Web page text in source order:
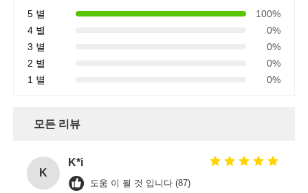
주거용 RO 멤브레인
자외선 살균 소독기
수신 전용 막 하우징
5 별
100%
4 별
0%
3 별
0%
2 별
0%
1 별
0%
모든 리뷰
K
K*i
도움 이 될 것 입니다 (87)